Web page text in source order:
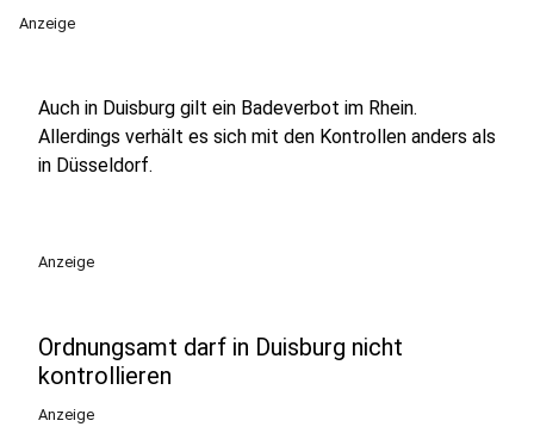
Anzeige
Auch in Duisburg gilt ein Badeverbot im Rhein.
Allerdings verhält es sich mit den Kontrollen anders als
in Düsseldorf.
Anzeige
Ordnungsamt darf in Duisburg nicht
kontrollieren
Anzeige